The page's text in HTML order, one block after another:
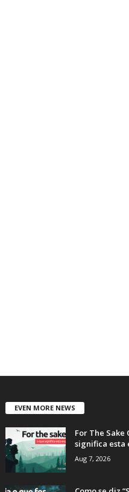
EVEN MORE NEWS
For The Sake
significa esta
Aug 7, 2026